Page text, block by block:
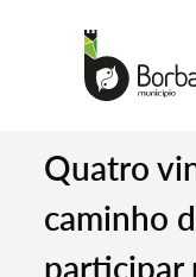
Quatro
caminho
participar